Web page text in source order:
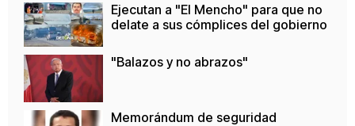
Ejecutan a "El Mencho" para que no
delate a sus cómplices del gobierno
"Balazos y no abrazos"
Memorándum de seguridad